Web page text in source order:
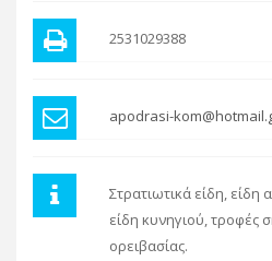
2531029388
apodrasi-
Στρατιωτικά είδη, είδη
είδη κυνηγιού, τροφές
ορειβασίας.